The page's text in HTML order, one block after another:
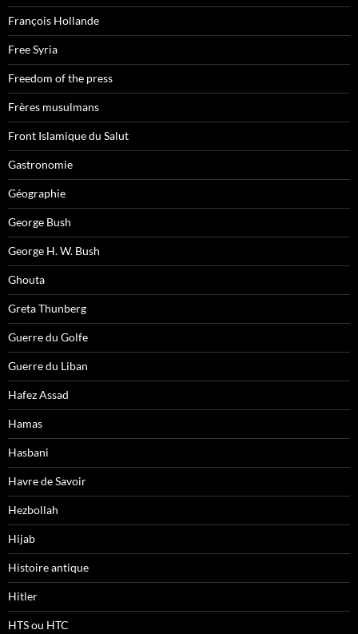
François Hollande
Free Syria
Freedom of the press
Frères musulmans
Front Islamique du Salut
Gastronomie
Géographie
George Bush
George H. W. Bush
Ghouta
Greta Thunberg
Guerre du Golfe
Guerre du Liban
Hafez Assad
Hamas
Hasbani
Havre de Savoir
Hezbollah
Hijab
Histoire antique
Hitler
HTS ou HTC